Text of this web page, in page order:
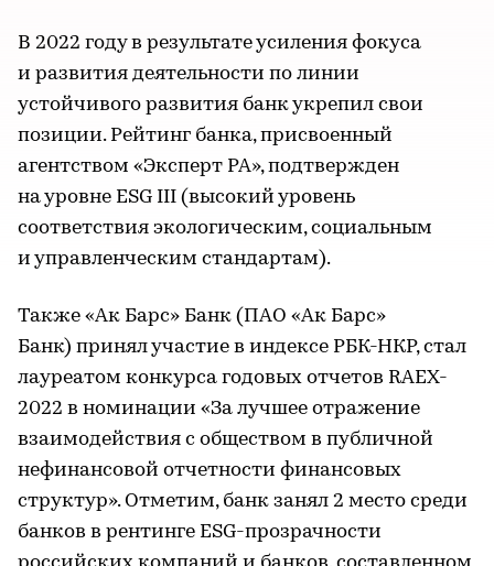
В 2022 году в результате усиления фокуса
и развития деятельности по линии
устойчивого развития банк укрепил свои
позиции. Рейтинг банка, присвоенный
агентством «Эксперт РА», подтвержден
на уровне ESG III (высокий уровень
соответствия экологическим, социальным
и управленческим стандартам).
Также «Ак Барс» Банк (ПАО «Ак Барс»
Банк) принял участие в индексе РБК-НКР, стал
лауреатом конкурса годовых отчетов RAEX-
2022 в номинации «За лучшее отражение
взаимодействия с обществом в публичной
нефинансовой отчетности финансовых
структур». Отметим, банк занял 2 место среди
банков в рентинге ESG-прозрачности